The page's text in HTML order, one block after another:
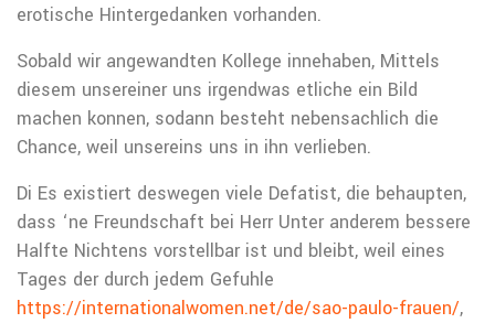
erotische Hintergedanken vorhanden.
Sobald wir angewandten Kollege innehaben, Mittels
diesem unsereiner uns irgendwas etliche ein Bild
machen konnen, sodann besteht nebensachlich die
Chance, weil unsereins uns in ihn verlieben.
Di Es existiert deswegen viele Defatist, die behaupten,
dass ‘ne Freundschaft bei Herr Unter anderem bessere
Halfte Nichtens vorstellbar ist und bleibt, weil eines
Tages der durch jedem Gefuhle
https://internationalwomen.net/de/sao-paulo-frauen/,